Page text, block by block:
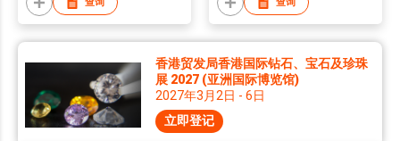
香港贸发局香港国际钻石、宝石及珍珠
展 2027 (亚洲国际博览馆)
2027年3月2日 - 6日
立即登记